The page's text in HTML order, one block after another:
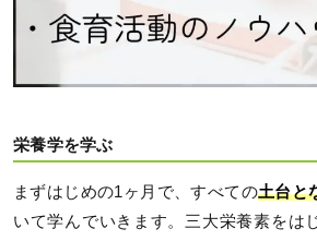
栄養学を学ぶ
まずはじめの1ヶ月で、すべての土台と
いて学んでいきます。三大栄養素をは